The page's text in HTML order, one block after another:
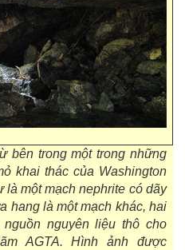
bên trong một trong những
khai thác của Washington
là một mạch nephrite có dãy
hang là một mạch khác, hai
nguyên liệu thô cho
AGTA. Hình ảnh được